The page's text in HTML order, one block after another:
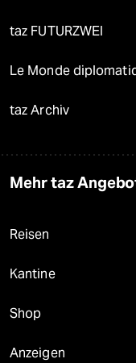
taz FUTURZWEI
Le Monde
taz Archiv
Mehr taz
Reisen
Kantine
Shop
Anzeigen